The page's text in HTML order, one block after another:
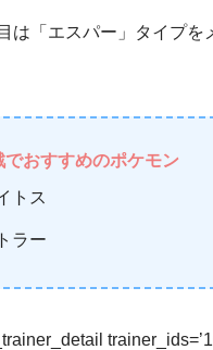
は「エスパー」タイプを
でおすすめのポケモン
トス
ラー